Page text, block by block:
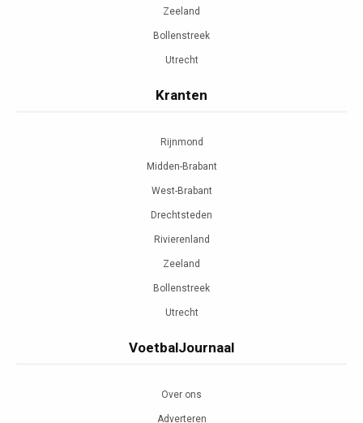
Zeeland
Bollenstreek
Utrecht
Kranten
Rijnmond
Midden-Brabant
West-Brabant
Drechtsteden
Rivierenland
Zeeland
Bollenstreek
Utrecht
VoetbalJournaal
Over ons
Adverteren